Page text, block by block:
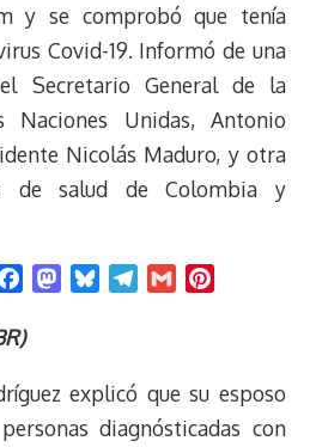
y se comprobó que tenía
Covid-19. Informó de una
Secretario General de la
Naciones Unidas, Antonio
Nicolás Maduro, y otra
de salud de Colombia y
c
b
o
M
o
d
s
k
g
r
l
e
r
explicó que su esposo
diagnósticadas con